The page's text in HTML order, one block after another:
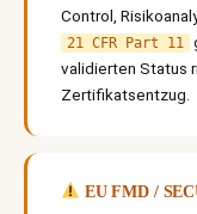
Control,
21 CFR Part 11
validierten Status
Zertifikatsentzug.
EU FMD /